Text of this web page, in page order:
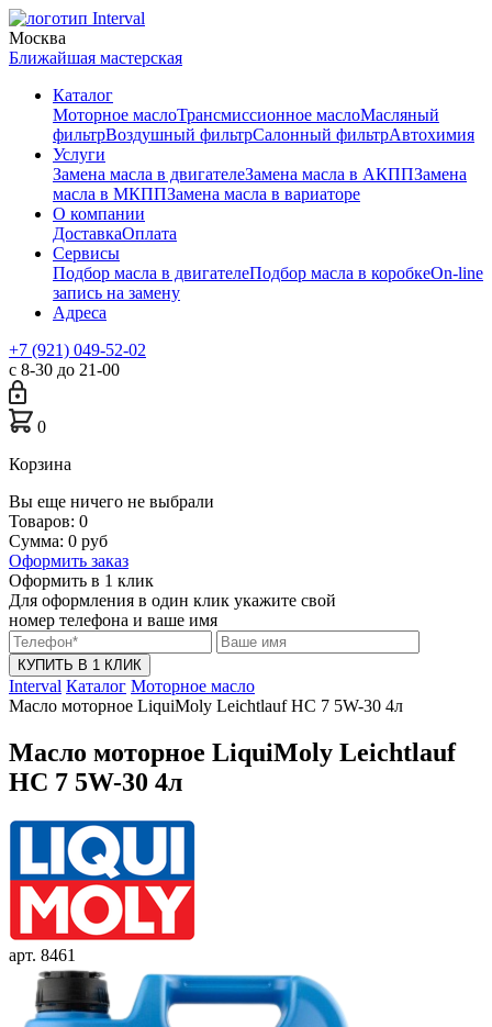
Москва
Ближайшая мастерская
Каталог
Моторное маслоТрансмиссионное маслоМасляный
фильтрВоздушный фильтрСалонный фильтрАвтохимия
Услуги
Замена масла в двигателеЗамена масла в АКППЗамена
масла в МКППЗамена масла в вариаторе
О компании
ДоставкаОплата
Сервисы
Подбор масла в двигателеПодбор масла в коробкеOn-line
запись на замену
Адреса
+7 (921) 049-52-02
с 8-30 до 21-00
0
Корзина
Вы еще ничего не выбрали
Товаров: 0
Сумма: 0 руб
Оформить заказ
Оформить в 1 клик
Для оформления в один клик укажите свой
номер телефона и ваше имя
КУПИТЬ В 1 КЛИК
Interval Каталог Моторное масло
Масло моторное LiquiMoly Leichtlauf HC 7 5W-30 4л
Масло моторное LiquiMoly Leichtlauf
HC 7 5W-30 4л
арт. 8461